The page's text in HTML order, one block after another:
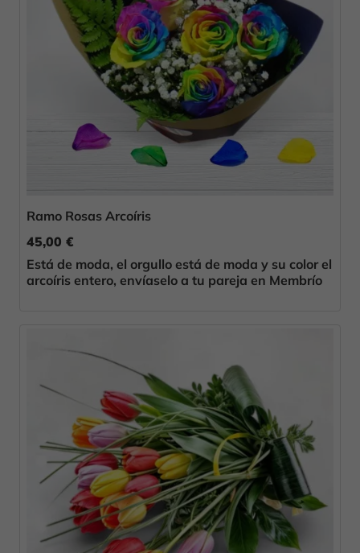
Ramo Rosas Arcoíris
45,00 €
Está de moda, el orgullo está de moda y su color el
arcoíris entero, envíaselo a tu pareja en Membrío